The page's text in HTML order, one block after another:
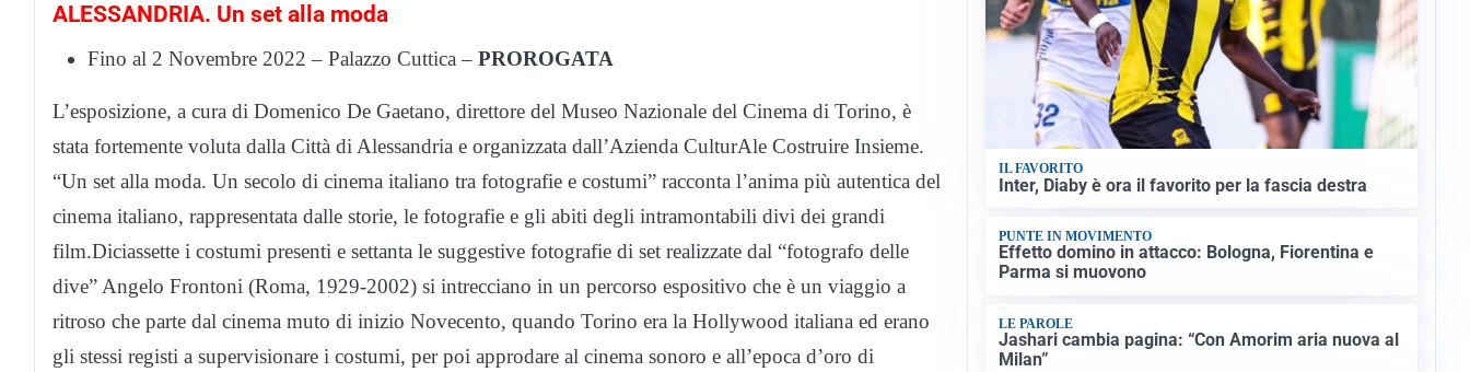
ALESSANDRIA. Un set alla moda
Fino al 2 Novembre 2022 – Palazzo Cuttica – PROROGATA
L’esposizione, a cura di Domenico De Gaetano, direttore del Museo Nazionale del Cinema di Torino, è
stata fortemente voluta dalla Città di Alessandria e organizzata dall’Azienda CulturAle Costruire Insieme.
“Un set alla moda. Un secolo di cinema italiano tra fotografie e costumi” racconta l’anima più autentica del
cinema italiano, rappresentata dalle storie, le fotografie e gli abiti degli intramontabili divi dei grandi
film.Diciassette i costumi presenti e settanta le suggestive fotografie di set realizzate dal “fotografo delle
dive” Angelo Frontoni (Roma, 1929-2002) si intrecciano in un percorso espositivo che è un viaggio a
ritroso che parte dal cinema muto di inizio Novecento, quando Torino era la Hollywood italiana ed erano
gli stessi registi a supervisionare i costumi, per poi approdare al cinema sonoro e all’epoca d’oro di
IL FAVORITO
Inter, Diaby è ora il favorito per la fascia destra
PUNTE IN MOVIMENTO
Effetto domino in attacco: Bologna, Fiorentina e
Parma si muovono
LE PAROLE
Jashari cambia pagina: “Con Amorim aria nuova al
Milan”